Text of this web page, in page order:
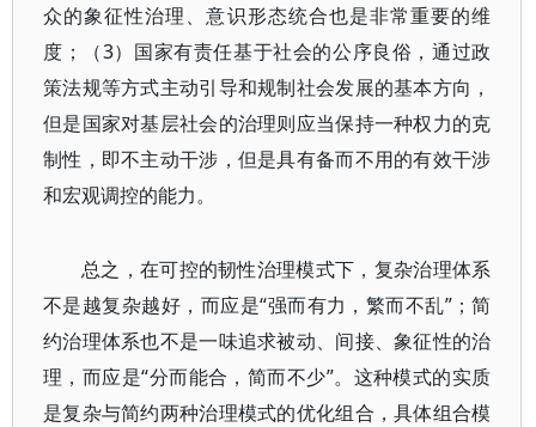
众的象征性治理、意识形态统合也是非常重要的维
度；（3）国家有责任基于社会的公序良俗，通过政
策法规等方式主动引导和规制社会发展的基本方向，
但是国家对基层社会的治理则应当保持一种权力的克
制性，即不主动干涉，但是具有备而不用的有效干涉
和宏观调控的能力。
总之，在可控的韧性治理模式下，复杂治理体系
不是越复杂越好，而应是“强而有力，繁而不乱”；简
约治理体系也不是一味追求被动、间接、象征性的治
理，而应是“分而能合，简而不少”。这种模式的实质
是复杂与简约两种治理模式的优化组合，具体组合模